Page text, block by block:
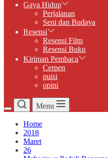
Gaya Hidup
Perjalanan
Seni dan Budaya
Resensi
Resensi Film
Resensi Buku
Kiriman Pembaca
Cerpen
puisi
opini
Menu
Home
2018
Maret
26